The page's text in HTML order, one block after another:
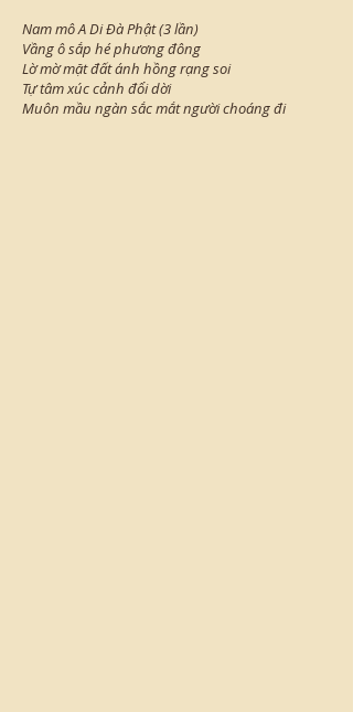
Nam mô A Di Ðà Phật (3 lần)
Vầng ô sắp hé phương đông
Lờ mờ mặt đất ánh hồng rạng soi
Tự tâm xúc cảnh đổi dời
Muôn mầu ngàn sắc mắt người choáng đi